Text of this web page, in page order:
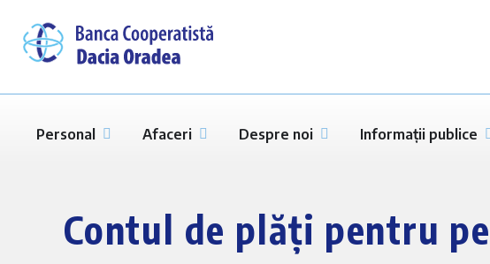
Personal Afaceri Despre noi Informații publice
Contul de plăți pentru